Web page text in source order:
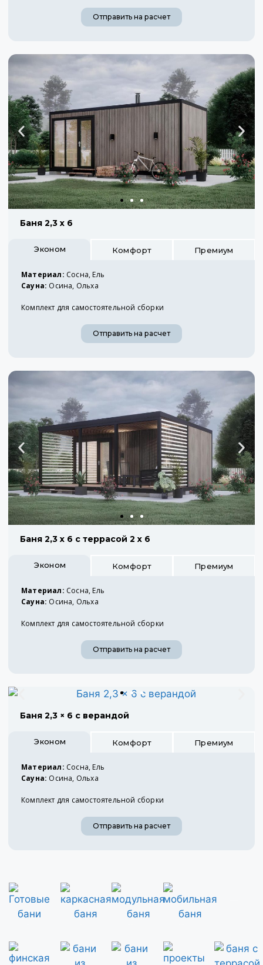
Отправить на расчет
Баня 2,3 х 6
Эконом Комфорт Премиум
Материал: Сосна, Ель
Сауна: Осина, Ольха
Комплект для самостоятельной сборки
Отправить на расчет
Баня 2,3 х 6 с террасой 2 х 6
Эконом Комфорт Премиум
Материал: Сосна, Ель
Сауна: Осина, Ольха
Комплект для самостоятельной сборки
Отправить на расчет
Баня 2,3 × 6 с верандой
Эконом Комфорт Премиум
Материал: Сосна, Ель
Сауна: Осина, Ольха
Комплект для самостоятельной сборки
Отправить на расчет